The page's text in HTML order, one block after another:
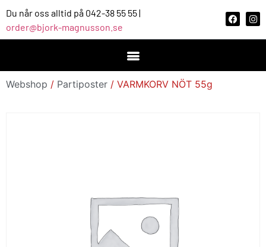
Du når oss alltid på 042-38 55 55 |
order@bjork-magnusson.se
Webshop / Partiposter / VARMKORV NÖT 55g